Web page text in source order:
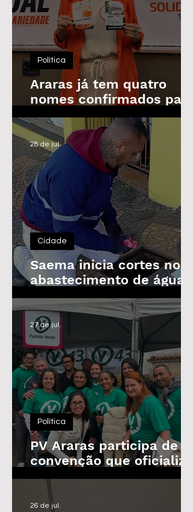
Araras já tem quatro
nomes confirmados para
as Eleições de 2026
Política
Saema inicia cortes no
abastecimento de água
de imóveis inadimplentes
a partir de 3 de agosto
Cidade
28 de jul.
PV Araras participa de
convenção que oficializa
candidaturas da
Política
27 de jul.
26 de jul.